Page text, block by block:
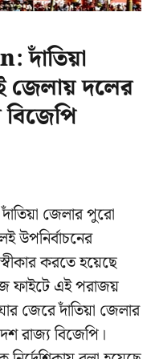
জেলায় দলের
জেলার পুরো
উপনির্বাচনের
করতে হয়েছে
ফাইটে এই পরাজয়
জেরে দাঁতিয়া জেলার
রাজ্য বিজেপি।